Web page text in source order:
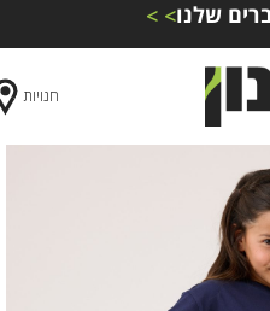
> >שלנו
חנויות